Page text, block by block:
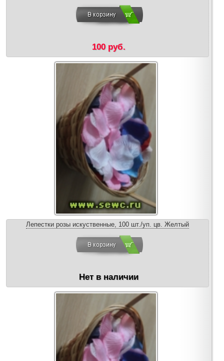
100 руб.
Лепестки розы искуственные, 100 шт./уп. цв. Желтый
Нет в наличии